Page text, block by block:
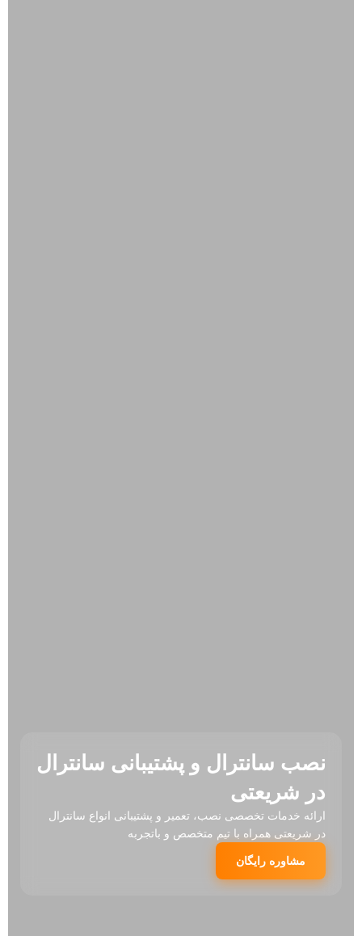
نصب سانترال و پشتیبانی سانترال
در شریعتی
ارائه خدمات تخصصی نصب، تعمیر و پشتیبانی انواع سانترال
در شریعتی همراه با تیم متخصص و باتجربه
مشاوره رایگان